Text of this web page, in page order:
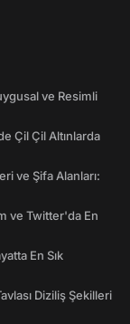
ve Resimli
Çil Çil Altınlarda
ve Şifa Alanları:
ve Twitter'da En
En Sık
Diziliş Şekilleri